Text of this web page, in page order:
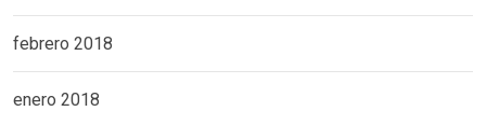
febrero 2018
enero 2018